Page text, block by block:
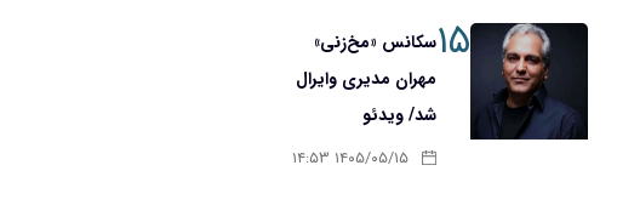
۱۵سکانس «مخ‌زنی»
مهران مدیری وایرال
شد/ ویدئو
۱۴۰۵/۰۵/۱۵ ۱۴:۵۳